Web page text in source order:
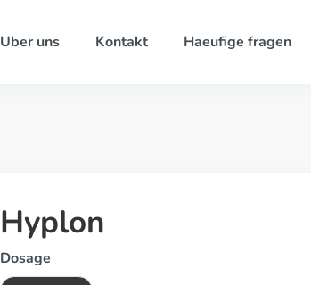
Uber uns Kontakt Haeufige fragen
Hyplon
Dosage